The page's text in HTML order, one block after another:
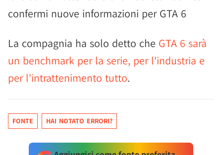
confermi nuove informazioni per GTA 6
La compagnia ha solo detto che GTA 6 sarà
un benchmark per la serie, per l'industria e
per l'intrattenimento tutto.
FONTE HAI NOTATO ERRORI?